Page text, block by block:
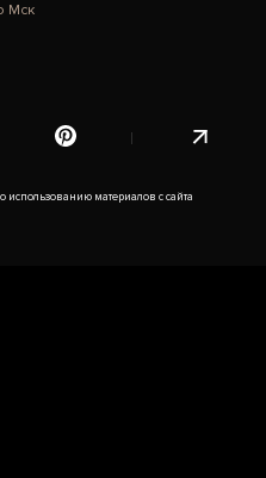
Мск
материалов с сайта